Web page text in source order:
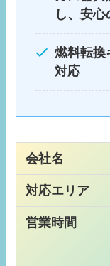
し、安
燃料転換
対応
会社名
対応エリア
営業時間